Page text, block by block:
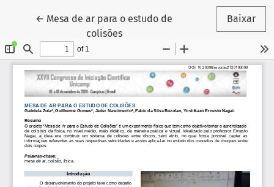
← Voltar aos Detalhes do Artigo
Mesa de ar para o estudo de
colisões
Baixar